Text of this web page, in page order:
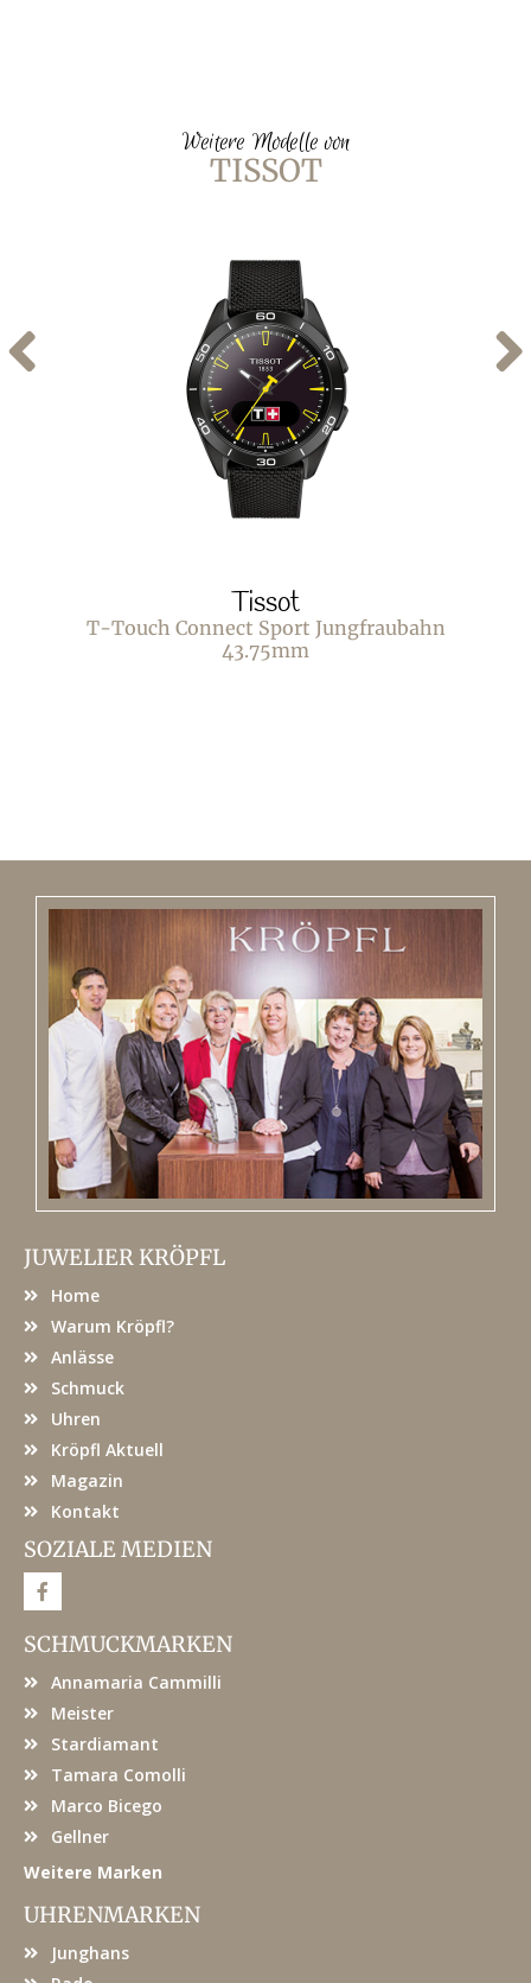
Weitere Modelle von
TISSOT
Tissot
T-Touch Connect Sport Jungfraubahn
43.75mm
JUWELIER KRÖPFL
Home
Warum Kröpfl?
Anlässe
Schmuck
Uhren
Kröpfl Aktuell
Magazin
Kontakt
SOZIALE MEDIEN
F
a
e
b
o
SCHMUCKMARKEN
Annamaria Cammilli
Meister
Stardiamant
Tamara Comolli
Marco Bicego
Gellner
Weitere Marken
UHRENMARKEN
Junghans